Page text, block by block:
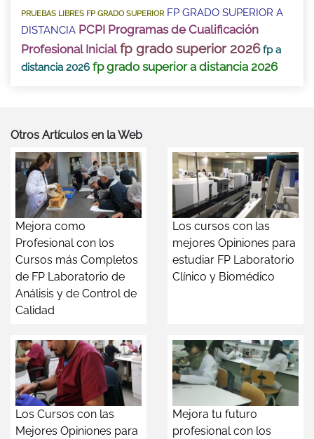
PRUEBAS LIBRES FP GRADO SUPERIOR FP GRADO SUPERIOR A
DISTANCIA PCPI Programas de Cualificación
Profesional Inicial fp grado superior 2026 fp a
distancia 2026 fp grado superior a distancia 2026
Otros Artículos en la Web
Mejora como
Profesional con los
Cursos más Completos
de FP Laboratorio de
Análisis y de Control de
Calidad
Los cursos con las
mejores Opiniones para
estudiar FP Laboratorio
Clínico y Biomédico
Los Cursos con las
Mejores Opiniones para
Mejora tu futuro
profesional con los